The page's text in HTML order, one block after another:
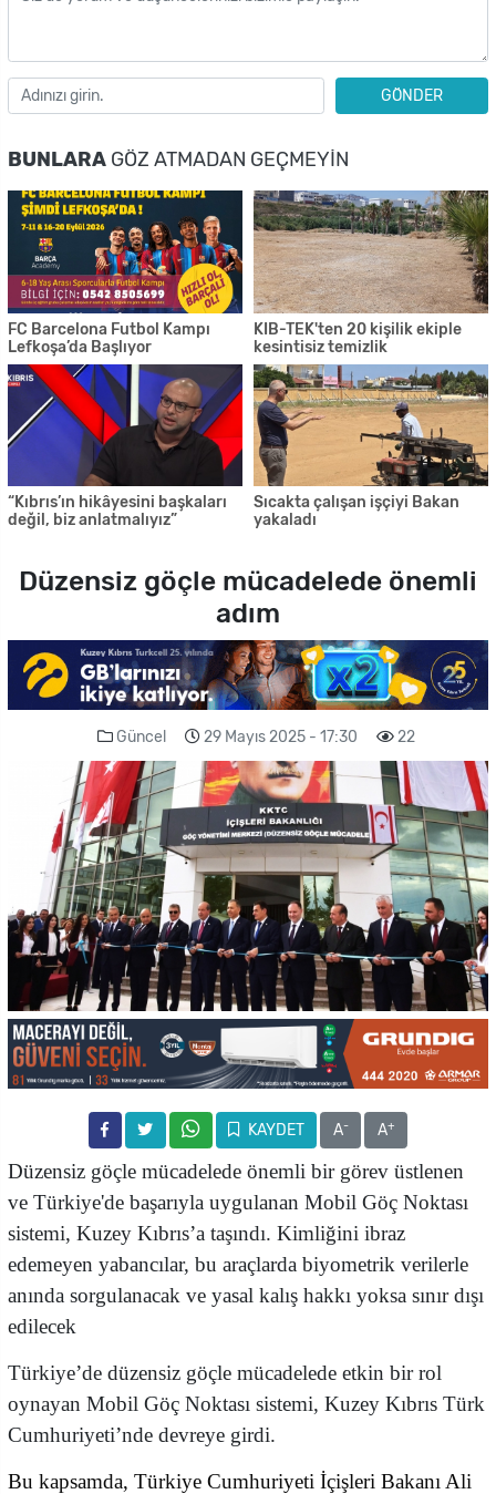
GÖNDER
BUNLARA GÖZ ATMADAN GEÇMEYIN
FC Barcelona Futbol Kampı
Lefkoşa’da Başlıyor
KIB-TEK'ten 20 kişilik ekiple
kesintisiz temizlik
“Kıbrıs’ın hikâyesini başkaları
değil, biz anlatmalıyız”
Sıcakta çalışan işçiyi Bakan
yakaladı
Düzensiz göçle mücadelede önemli
adım
Güncel 29 Mayıs 2025 - 17:30 22
KAYDET A- A+
Düzensiz göçle mücadelede önemli bir görev üstlenen
ve Türkiye'de başarıyla uygulanan Mobil Göç Noktası
sistemi, Kuzey Kıbrıs’a taşındı. Kimliğini ibraz
edemeyen yabancılar, bu araçlarda biyometrik verilerle
anında sorgulanacak ve yasal kalış hakkı yoksa sınır dışı
edilecek
Türkiye’de düzensiz göçle mücadelede etkin bir rol
oynayan Mobil Göç Noktası sistemi, Kuzey Kıbrıs Türk
Cumhuriyeti’nde devreye girdi.
Bu kapsamda, Türkiye Cumhuriyeti İçişleri Bakanı Ali